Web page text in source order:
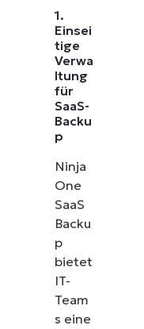
1.
Einsei
tige
Verwa
ltung
für
SaaS-
Backu
p
Ninja
One
SaaS
Backu
p
bietet
IT-
Team
s eine